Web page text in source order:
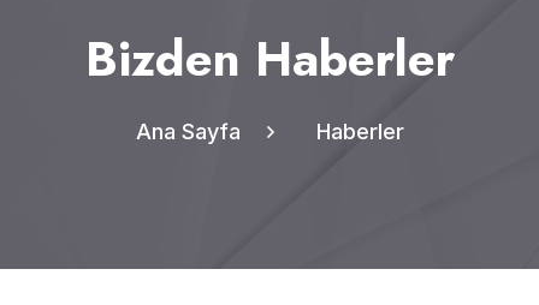
Bizden Haberler
Ana Sayfa Haberler